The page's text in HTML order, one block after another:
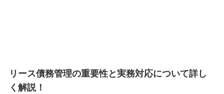
リース債務管理の重要性と実務対応について詳し
く解説！